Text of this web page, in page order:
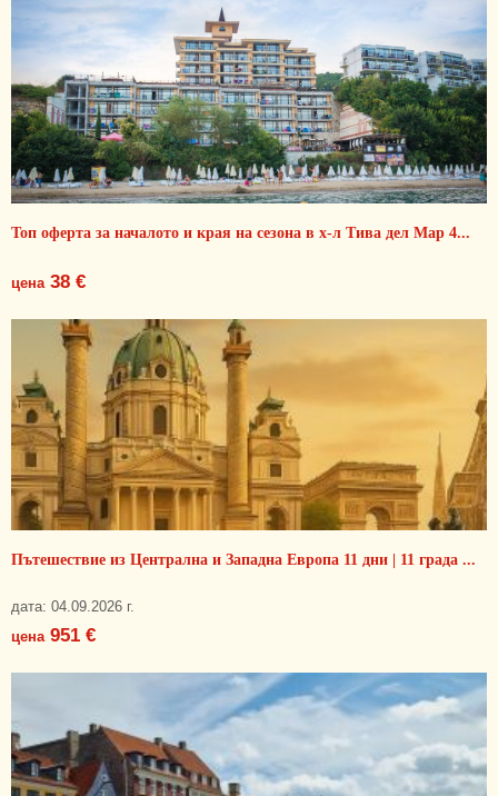
Топ оферта за началото и края на сезона в х-л Тива дел Мар 4...
цена38 €
Пътешествие из Централна и Западна Европа 11 дни | 11 града ...
дата: 04.09.2026 г.
цена951 €